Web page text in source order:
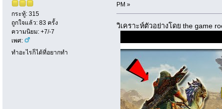
กระทู้: 315
ถูกใจแล้ว: 83 ครั้ง
ความนิยม: +7/-7
เพศ:
ทำอะไรก็ได้ที่อยากทำ
PM »
วิเคราะห์ตัวอย่างโดย the game